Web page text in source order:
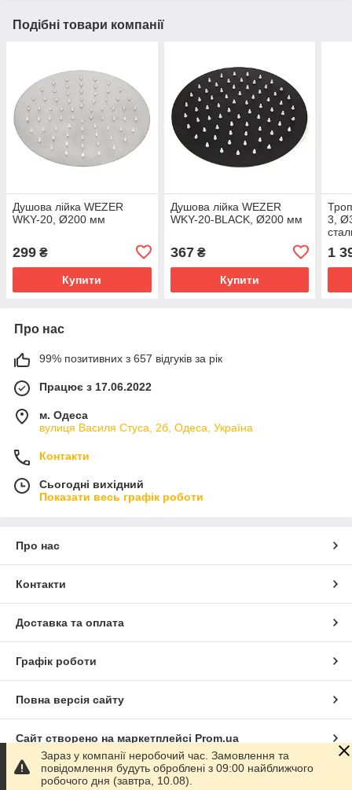
Подібні товари компанії
Душова лійка WEZER
WKY-20, Ø200 мм
299 ₴
Купити
Душова лійка WEZER
WKY-20-BLACK, Ø200 мм
367₴
Купити
3,
1
Про нас
99% позитивних з 657 відгуків за рік
Працює з 17.06.2022
м. Одеса
вулиця Василя Стуса, 2б, Одеса, Україна
Контакти
Сьогодні вихідний
Показати весь графік роботи
Про нас
Контакти
Доставка та оплата
Графік роботи
Повна версія сайту
Сайт створено на маркетплейсі Prom.ua
Політика конфіденційності
Зараз у компанії неробочий час. Замовлення та
повідомлення будуть оброблені з 09:00 найближчого
робочого дня (завтра, 10.08).